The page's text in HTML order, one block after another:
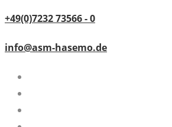
+49(0)7232 73566 - 0
info@asm-hasemo.de